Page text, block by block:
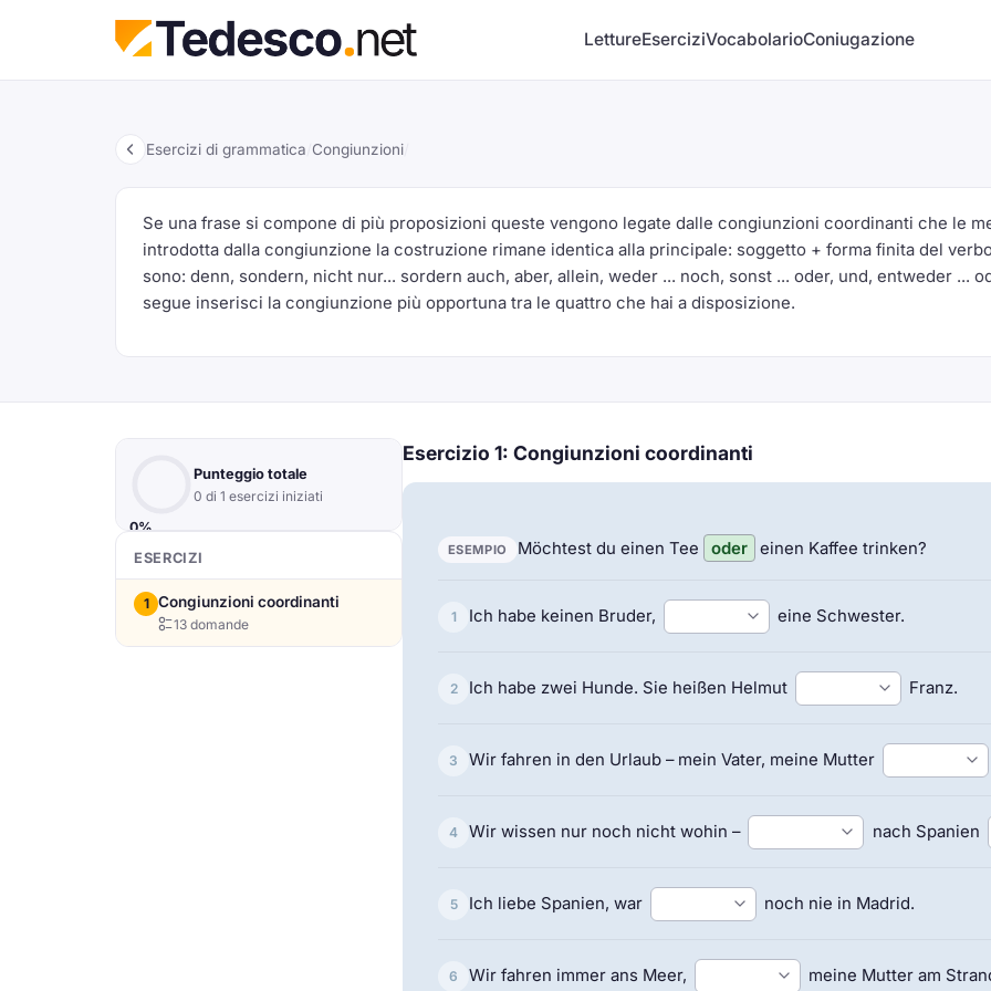
LettureEserciziVocabolarioConiugazione
Esercizi di grammatica Congiunzioni
Se una frase si compone di più proposizioni queste vengono legate dalle congiunzioni coordinanti che le
introdotta dalla congiunzione la costruzione rimane identica alla principale: soggetto + forma finita del
sono: denn, sondern, nicht nur... sordern auch, aber, allein, weder ... noch, sonst ... oder, und, entweder ...
segue inserisci la congiunzione più opportuna tra le quattro che hai a disposizione.
0%
Punteggio totale
0 di 1 esercizi iniziati
ESERCIZI
1 Congiunzioni coordinanti
13 domande
Esercizio 1: Congiunzioni coordinanti
ESEMPIO Möchtest du einen Tee oder einen Kaffee trinken?
1 Ich habe keinen Bruder, eine Schwester.
2 Ich habe zwei Hunde. Sie heißen Helmut Franz.
3 Wir fahren in den Urlaub – mein Vater, meine Mutter
4 Wir wissen nur noch nicht wohin – nach Spanien
5 Ich liebe Spanien, war noch nie in Madrid.
6 Wir fahren immer ans Meer, meine Mutter am